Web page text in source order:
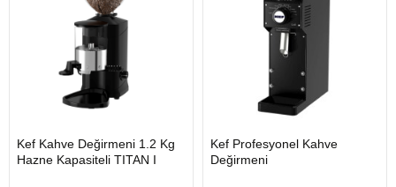
KARGO
GÖNDERİ
Kef Kahve Değirmeni 1.2 Kg
Hazne Kapasiteli TITAN I
GÖNDERİ
Kef Profesyonel Kahve
Değirmeni